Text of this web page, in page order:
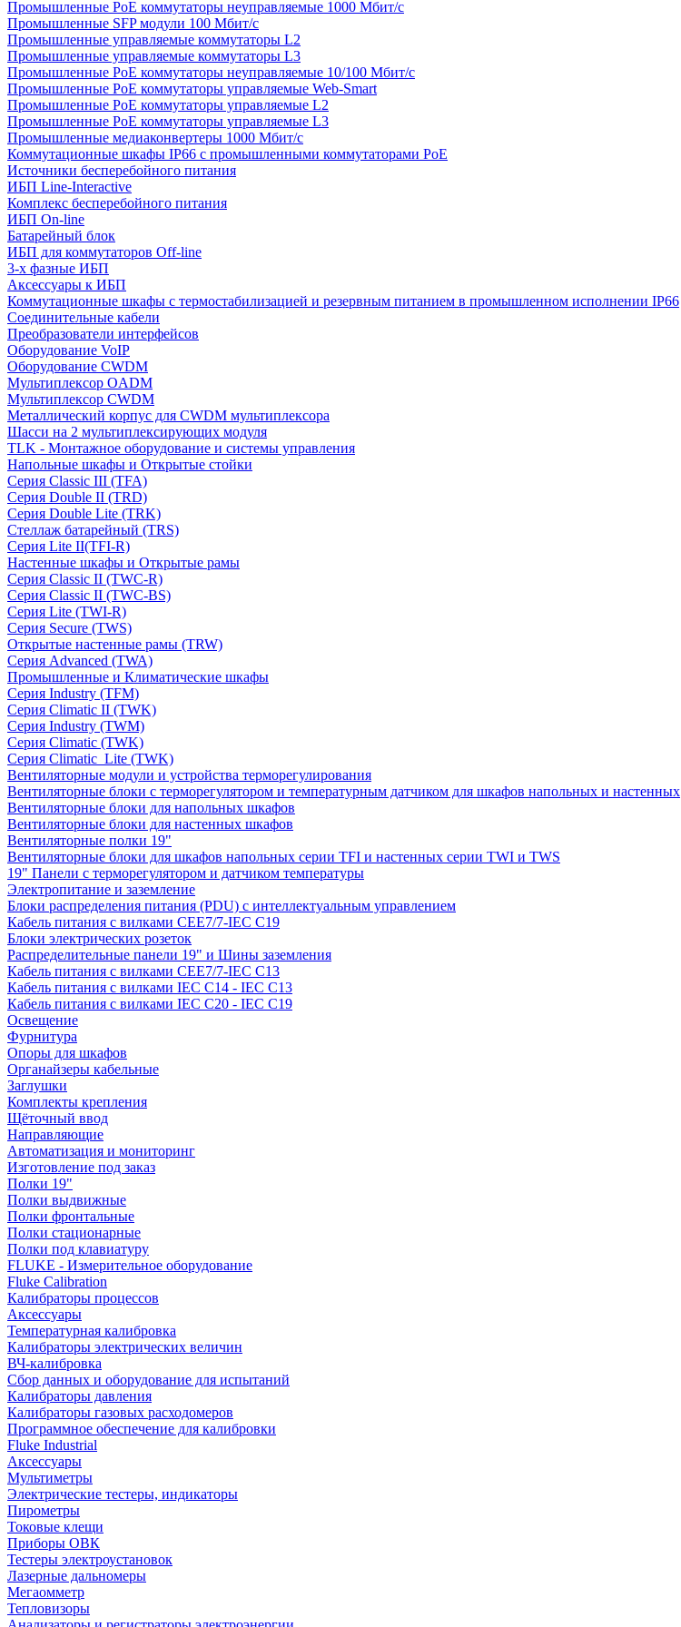
Промышленные PoE коммутаторы неуправляемые 1000 Мбит/с
Промышленные SFP модули 100 Мбит/c
Промышленные управляемые коммутаторы L2
Промышленные управляемые коммутаторы L3
Промышленные PoE коммутаторы неуправляемые 10/100 Мбит/с
Промышленные PoE коммутаторы управляемые Web-Smart
Промышленные PoE коммутаторы управляемые L2
Промышленные PoE коммутаторы управляемые L3
Промышленные медиаконвертеры 1000 Мбит/с
Коммутационные шкафы IP66 c промышленными коммутаторами PoE
Источники бесперебойного питания
ИБП Line-Interactive
Комплекс бесперебойного питания
ИБП On-line
Батарейный блок
ИБП для коммутаторов Off-line
3-х фазные ИБП
Аксессуары к ИБП
Коммутационные шкафы с термостабилизацией и резервным питанием в промышленном исполнении IP66
Соединительные кабели
Преобразователи интерфейсов
Оборудование VoIP
Оборудование CWDM
Мультиплекcор OADM
Мультиплексор CWDM
Металлический корпус для CWDM мультиплексора
Шасси на 2 мультиплексирующих модуля
TLK - Монтажное оборудование и системы управления
Напольные шкафы и Открытые стойки
Серия Classic III (TFA)
Серия Double II (TRD)
Серия Double Lite (TRK)
Стеллаж батарейный (TRS)
Серия Lite II(TFI-R)
Настенные шкафы и Открытые рамы
Серия Classic II (TWC-R)
Серия Classic II (TWC-BS)
Серия Lite (TWI-R)
Серия Secure (TWS)
Открытые настенные рамы (TRW)
Серия Advanced (TWA)
Промышленные и Климатические шкафы
Серия Industry (TFM)
Серия Climatic II (TWK)
Серия Industry (TWM)
Серия Climatic (TWK)
Серия Climatic_Lite (TWK)
Вентиляторные модули и устройства терморегулирования
Вентиляторные блоки с терморегулятором и температурным датчиком для шкафов напольных и настенных
Вентиляторные блоки для напольных шкафов
Вентиляторные блоки для настенных шкафов
Вентиляторные полки 19"
Вентиляторные блоки для шкафов напольных серии TFI и настенных серии TWI и TWS
19" Панели с терморегулятором и датчиком температуры
Электропитание и заземление
Блоки распределения питания (PDU) с интеллектуальным управлением
Кабель питания с вилками CEE7/7-IEC C19
Блоки электрических розеток
Распределительные панели 19" и Шины заземления
Кабель питания с вилками CEE7/7-IEC C13
Кабель питания с вилками IEC C14 - IEC C13
Кабель питания с вилками IEC C20 - IEC C19
Освещение
Фурнитура
Опоры для шкафов
Органайзеры кабельные
Заглушки
Комплекты крепления
Щёточный ввод
Направляющие
Автоматизация и мониторинг
Изготовление под заказ
Полки 19"
Полки выдвижные
Полки фронтальные
Полки стационарные
Полки под клавиатуру
FLUKE - Измерительное оборудование
Fluke Calibration
Калибраторы процессов
Аксессуары
Температурная калибровка
Калибраторы электрических величин
ВЧ-калибровка
Сбор данных и оборудование для испытаний
Калибраторы давления
Калибраторы газовых расходомеров
Программное обеспечение для калибровки
Fluke Industrial
Аксессуары
Мультиметры
Электрические тестеры, индикаторы
Пирометры
Токовые клещи
Приборы ОВК
Тестеры электроустановок
Лазерные дальномеры
Мегаомметр
Тепловизоры